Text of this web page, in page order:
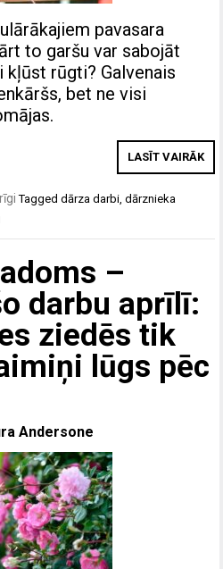
pavasara
to garšu var sabojāt
rūgti? Galvenais
bet ne visi
LASĪT VAIRĀK
Taggeddārza darbi,dārznieka
–
darbu aprīlī:
ziedēs tik
lūgs pēc
Andersone